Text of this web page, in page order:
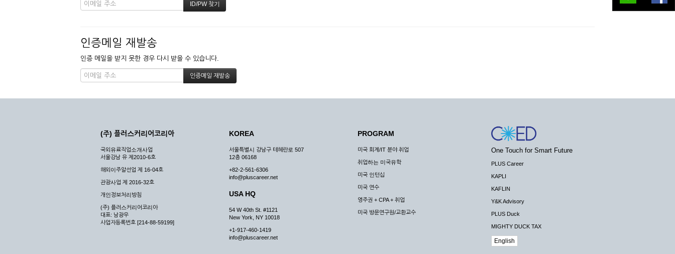
인증메일 재발송
인증 메일을 받지 못한 경우 다시 받을 수 있습니다.
(주) 플러스커리어코리아
국외유료직업소개사업
서울강남 유 제2010-6호
해외이주알선업 제 16-04호
관광사업 제 2016-32호
개인정보처리방침
(주) 플러스커리어코리아
대표: 남광우
사업자등록번호 [214-88-59199]
KOREA
서울특별시 강남구 테헤란로 507
12층 06168
+82-2-561-6306
info@pluscareer.net
USA HQ
54 W 40th St. #1121
New York, NY 10018
+1-917-460-1419
info@pluscareer.net
PROGRAM
미국 회계/IT 분야 취업
취업하는 미국유학
미국 인턴십
미국 연수
영주권 + CPA + 취업
미국 방문연구원/교환교수
One Touch for Smart Future
PLUS Career
KAPLI
KAFLIN
Y&K Advisory
PLUS Duck
MIGHTY DUCK TAX
English